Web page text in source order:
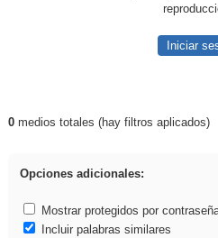
Iniciar
Resultados de: EvAU
0medios totales (hay filtros aplicados)
Opciones adicionales:
Mostrar protegidos por
Incluir palabras similares